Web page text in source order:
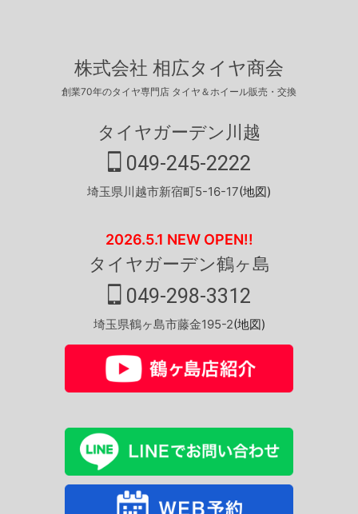
株式会社 相広タイヤ商会
創業70年のタイヤ専門店 タイヤ＆ホイール販売・交換
タイヤガーデン川越
049-245-2222
埼玉県川越市新宿町5-16-17(地図)
2026.5.1 NEW OPEN!!
タイヤガーデン鶴ヶ島
049-298-3312
埼玉県鶴ヶ島市藤金195-2(地図)